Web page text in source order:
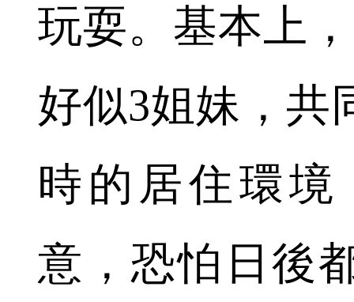
玩耍。基本上
好似3姐妹，共
時的居住環
意，恐怕日後